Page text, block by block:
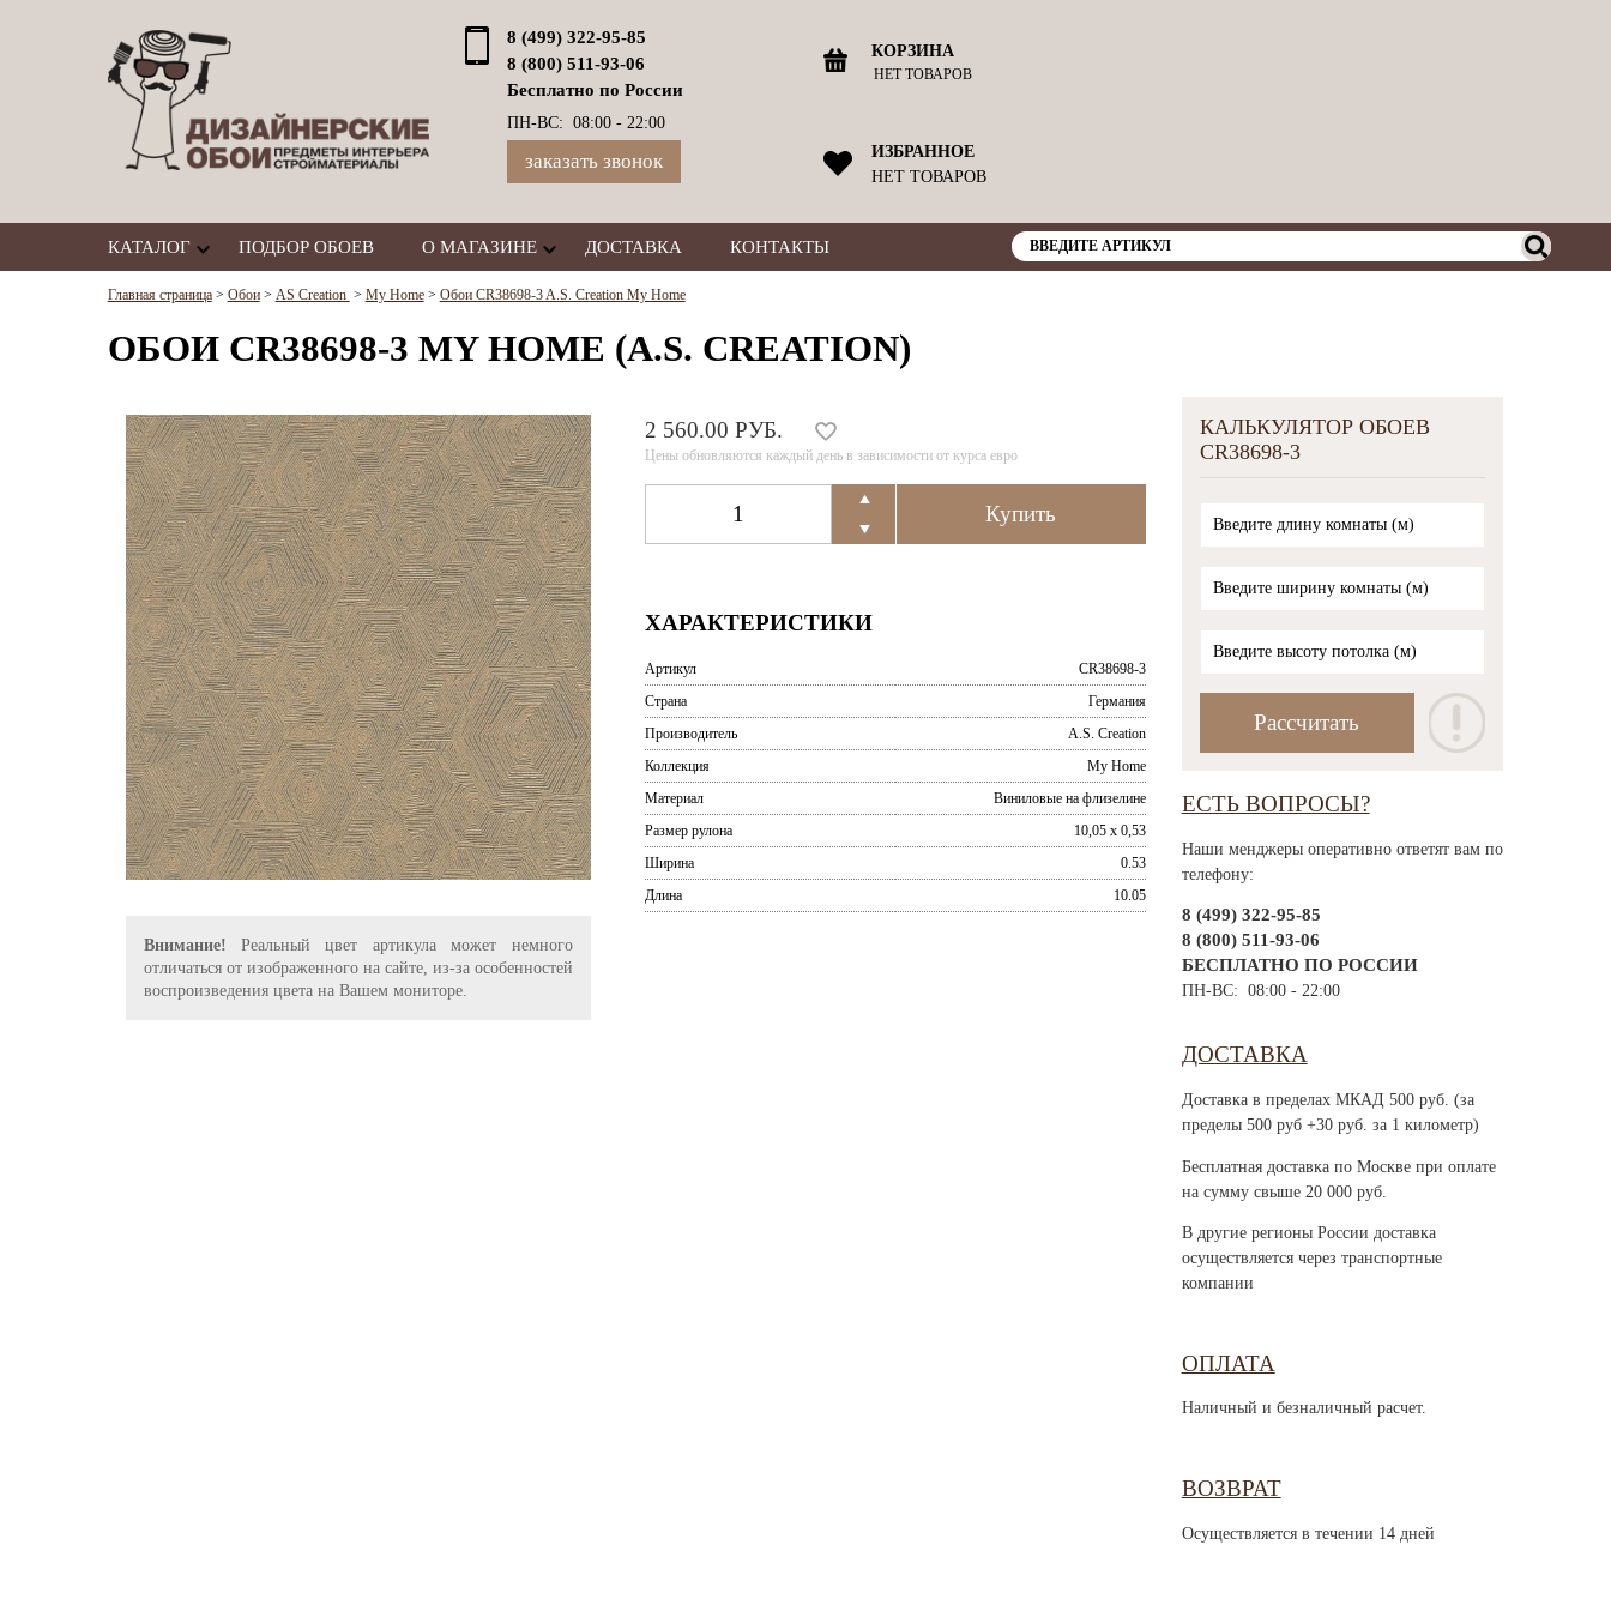
8 (499) 322-95-85
8 (800) 511-93-06
Бесплатно по России
ПН-ВС: 08:00 - 22:00
заказать звонок
КОРЗИНА
НЕТ ТОВАРОВ
ИЗБРАННОЕ
НЕТ ТОВАРОВ
КАТАЛОГ ПОДБОР ОБОЕВ О МАГАЗИНЕ ДОСТАВКА КОНТАКТЫ
Главная страница> Обои> AS Creation > My Home> Обои CR38698-3 A.S. Creation My Home
ОБОИ CR38698-3 MY HOME (A.S. CREATION)
Внимание! Реальный цвет артикула может немного
отличаться от изображенного на сайте, из-за особенностей
воспроизведения цвета на Вашем мониторе.
2 560.00 РУБ.
Цены обновляются каждый день в зависимости от курса евро
ХАРАКТЕРИСТИКИ
Артикул
CR38698-3
Страна
Германия
Производитель
A.S. Creation
Коллекция
My Home
Материал
Виниловые на флизелине
Размер рулона
10,05 x 0,53
Ширина
0.53
Длина
10.05
КАЛЬКУЛЯТОР ОБОЕВ
CR38698-3
ЕСТЬ ВОПРОСЫ?
Наши менджеры оперативно ответят вам по
телефону:
8 (499) 322-95-85
8 (800) 511-93-06
БЕСПЛАТНО ПО РОССИИ
ПН-ВС: 08:00 - 22:00
ДОСТАВКА
Доставка в пределах МКАД 500 руб. (за
пределы 500 руб +30 руб. за 1 километр)
Бесплатная доставка по Москве при оплате
на сумму свыше 20 000 руб.
В другие регионы России доставка
осуществляется через транспортные
компании
ОПЛАТА
Наличный и безналичный расчет.
ВОЗВРАТ
Осуществляется в течении 14 дней